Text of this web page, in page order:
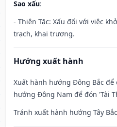
Sao xấu:
- Thiên Tặc: Xấu đối với việc
trạch, khai trương.
Hướng xuất hành
Xuất hành hướng Đông Bắc để
hướng Đông Nam để đón 'Tài
Tránh xuất hành hướng Tây